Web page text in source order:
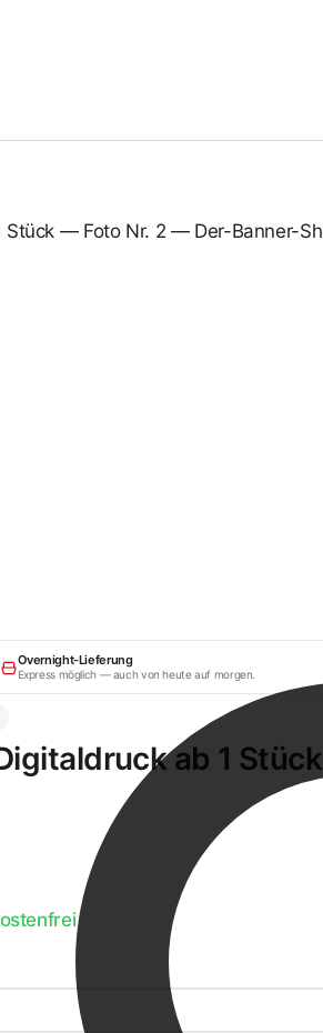
Overnight-Lieferung
Express möglich — auch von heute auf morgen.
ab 1 Stück